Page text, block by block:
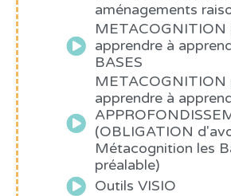
aménagements
METACOGNITION
apprendre à
BASES
METACOGNITION
apprendre à
(OBLIGATION
Métacognition les
préalable)
Outils VISIO